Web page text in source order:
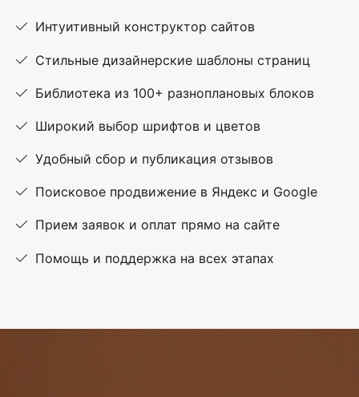
Интуитивный конструктор сайтов
Стильные дизайнерские шаблоны страниц
Библиотека из 100+ разноплановых блоков
Широкий выбор шрифтов и цветов
Удобный сбор и публикация отзывов
Поисковое продвижение в Яндекс и Google
Прием заявок и оплат прямо на сайте
Помощь и поддержка на всех этапах